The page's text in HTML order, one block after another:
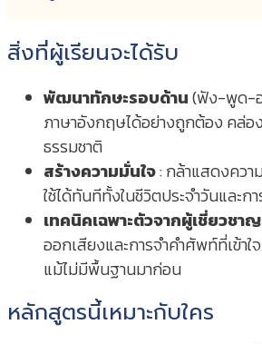
สิ่งที่ผู้เรียนจะได้รับ
พัฒนาทักษะรอบด้าน(ฟัง-พูด-อ่
ภาษาอังกฤษได้อย่างถูกต้อง คล่อ
ธรรมชาติ
สร้างความมั่นใจ: กล้าแสดงคว
ใช้ได้ทันทีทั้งในชีวิตประจำวันและก
เทคนิคเฉพาะตัวจากผู้เชี่ยวชาญ
ออกเสียงและการจำคำศัพท์ที่เข้า
แม้ไม่มีพื้นฐานมาก่อน
หลักสูตรนี้เหมาะกับใคร